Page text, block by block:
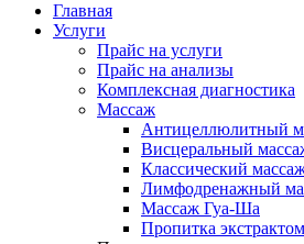
жизнь"Главная
Услуги
Прайс на услуги
Прайс на анализы
Комплексная диагностика
Массаж
Антицеллюлитный
Висцеральный
Классический
Лимфодренажный
Массаж Гуа-Ша
Пропитка